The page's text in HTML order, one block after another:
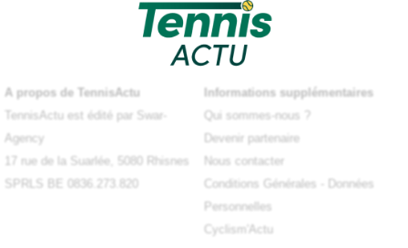
A propos de TennisActu
TennisActu est édité par Swar-
Agency
17 rue de la Suarlée, 5080 Rhisnes
SPRLS BE 0836.273.820
Informations supplémentaires
Qui sommes-nous ?
Devenir partenaire
Nous contacter
Conditions Générales
Données
Personnelles
Cyclism'Actu